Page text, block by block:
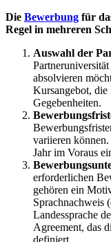
Die Bewerbung für
Regel in mehreren
Auswahl der
absolvieren
Kursangebot, die
Gegebenheiten.
variieren
Jahr im Voraus
erforderlichen
gehören ein
Sprachnachweis
Landessprache
Agreement, das
definiert.